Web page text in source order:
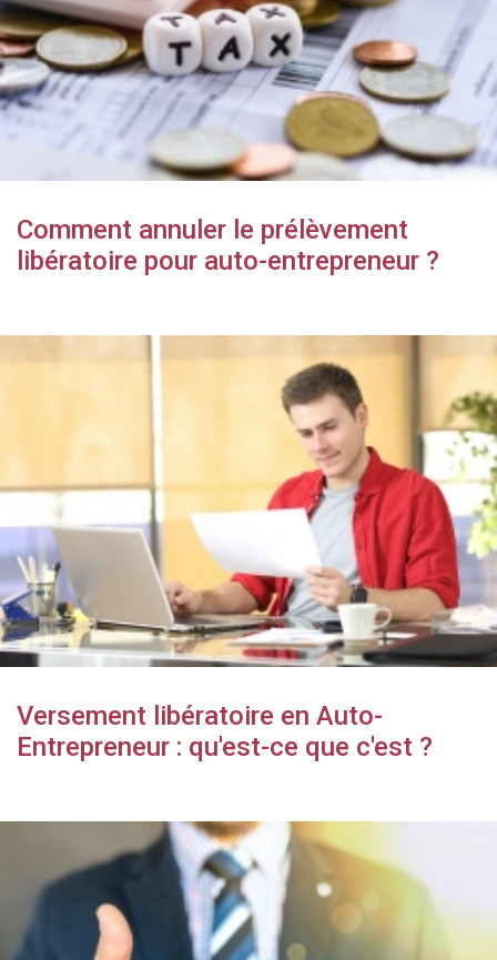
Comment annuler le prélèvement
libératoire pour auto-entrepreneur ?
Versement libératoire en Auto-
Entrepreneur : qu'est-ce que c'est ?